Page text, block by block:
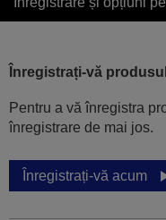
Înregistrați-vă produsul
Pentru a vă înregistra
înregistrare de mai jos.
Înregistrați-vă acum